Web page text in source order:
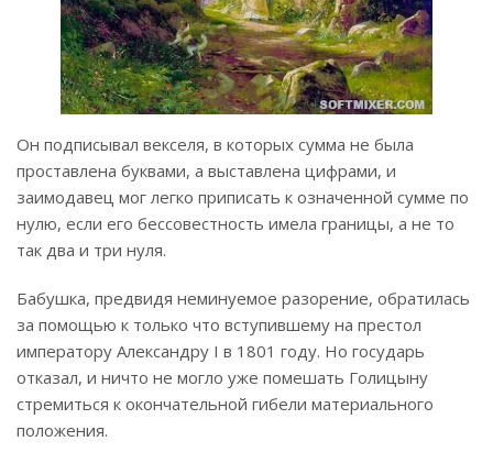
Он подписывал векселя, в которых сумма не была
проставлена буквами, а выставлена цифрами, и
заимодавец мог легко приписать к означенной сумме по
нулю, если его бессовестность имела границы, а не то
так два и три нуля.
Бабушка, предвидя неминуемое разорение, обратилась
за помощью к только что вступившему на престол
императору Александру I в 1801 году. Но государь
отказал, и ничто не могло уже помешать Голицыну
стремиться к окончательной гибели материального
положения.